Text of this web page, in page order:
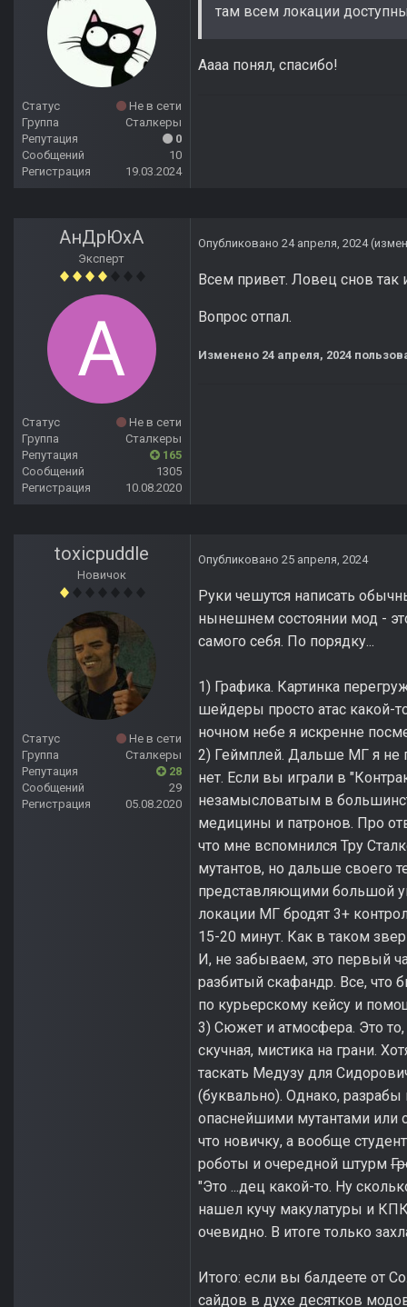
Статус
Не в сети
Группа
Сталкеры
Репутация
0
Сообщений
10
Регистрация
19.03.2024
там всем локации
Аааа понял, спасибо!
АнДрЮхА
Эксперт
Статус
Не в сети
Группа
Сталкеры
Репутация
165
Сообщений
1305
Регистрация
10.08.2020
Опубликовано 24 апреля, 2024
Всем привет. Ловец снов так
Вопрос отпал.
Изменено 24 апреля, 2024
toxicpuddle
Новичок
Статус
Не в сети
Группа
Сталкеры
Репутация
28
Сообщений
29
Регистрация
05.08.2020
Опубликовано 25 апреля, 2024
Руки чешутся написать
нынешнем состоянии мод -
самого себя. По порядку...
1) Графика. Картинка
шейдеры просто атас какой-
ночном небе я искренне
2) Геймплей. Дальше МГ я не
нет. Если вы играли в
незамысловатым в
медицины и патронов. Про
что мне вспомнился Тру
мутантов, но дальше своего
представляющими большой
локации МГ бродят 3+
15-20 минут. Как в таком
И, не забываем, это первый
разбитый скафандр. Все, что
по курьерскому кейсу и
3) Сюжет и атмосфера. Это
скучная, мистика на грани.
таскать Медузу для
(буквально). Однако, разрабы
опаснейшими мутантами или
что новичку, а вообще
роботы и очередной штурм
"Это ...дец какой-то. Ну
нашел кучу макулатуры и
очевидно. В итоге только
Итого: если вы балдеете от
сайдов в духе десятков